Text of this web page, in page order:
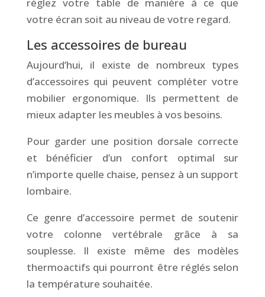
votre écran soit au niveau de votre regard.
Les accessoires de bureau
Aujourd’hui, il existe de nombreux types
d’accessoires qui peuvent compléter votre
mobilier ergonomique. Ils permettent de
mieux adapter les meubles à vos besoins.
Pour garder une position dorsale correcte
et bénéficier d’un confort optimal sur
n’importe quelle chaise, pensez à un support
lombaire.
Ce genre d’accessoire permet de soutenir
votre colonne vertébrale grâce à sa
souplesse. Il existe même des modèles
thermoactifs qui pourront être réglés selon
la température souhaitée.